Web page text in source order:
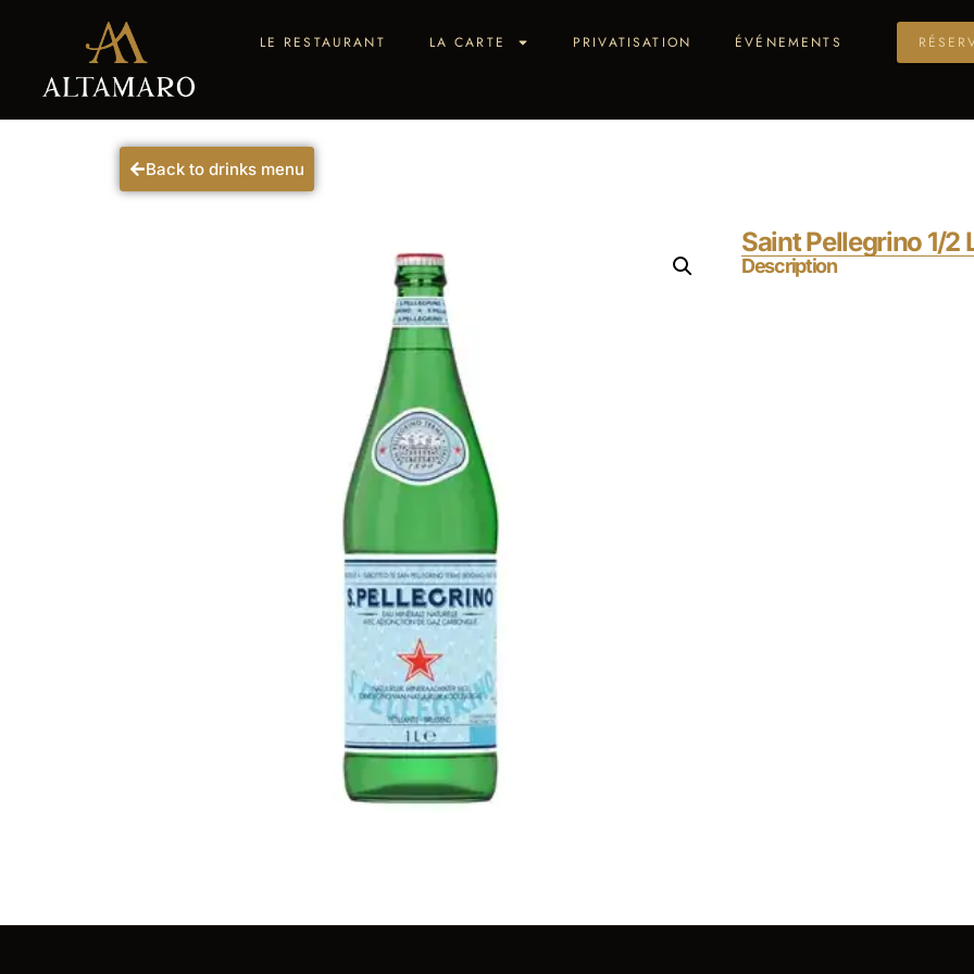
LE RESTAURANT LA CARTE PRIVATISATION ÉVÉNEMENTS
Back to drinks menu
Saint Pellegrino 1/2
Description